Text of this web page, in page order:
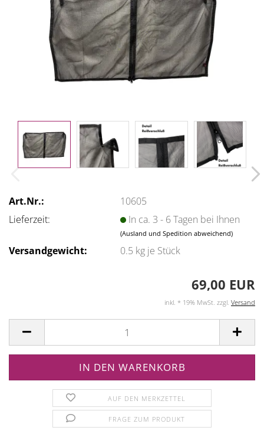
Art.Nr.:
10605
Lieferzeit:
In ca. 3 - 6 Tagen bei Ihnen
(Ausland und Spedition abweichend)
Versandgewicht: 0.5 kg je Stück
69,00 EUR
inkl. * 19% MwSt. zzgl. Versand
AUF DEN MERKZETTEL
FRAGE ZUM PRODUKT